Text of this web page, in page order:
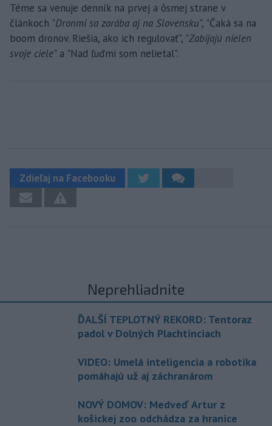
Téme sa venuje denník na prvej a ôsmej strane v
článkoch "Dronmi sa zarába aj na Slovensku", "Čaká sa na
boom dronov. Riešia, ako ich regulovať", "Zabíjajú nielen
svoje ciele" a "Nad ľuďmi som nelietal".
Zdieľaj na Facebooku
Neprehliadnite
ĎALŠÍ TEPLOTNÝ REKORD: Tentoraz
padol v Dolných Plachtinciach
VIDEO: Umelá inteligencia a robotika
pomáhajú už aj záchranárom
NOVÝ DOMOV: Medveď Artur z
košickej zoo odchádza za hranice